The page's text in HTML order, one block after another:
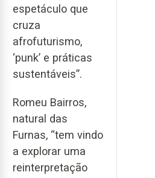
espetáculo que
cruza
afrofuturismo,
‘punk’ e práticas
sustentáveis”.
Romeu Bairros,
natural das
Furnas, “tem vindo
a explorar uma
reinterpretação